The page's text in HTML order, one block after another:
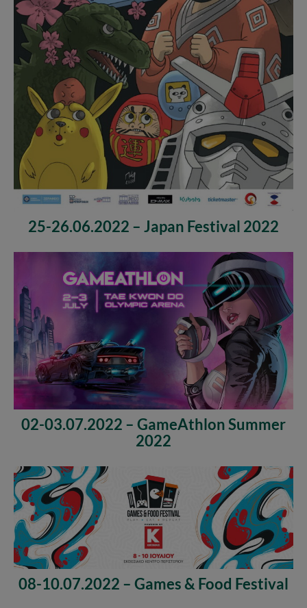
25-26.06.2022 – Japan Festival 2022
02-03.07.2022 – GameAthlon Summer
2022
08-10.07.2022 – Games & Food Festival